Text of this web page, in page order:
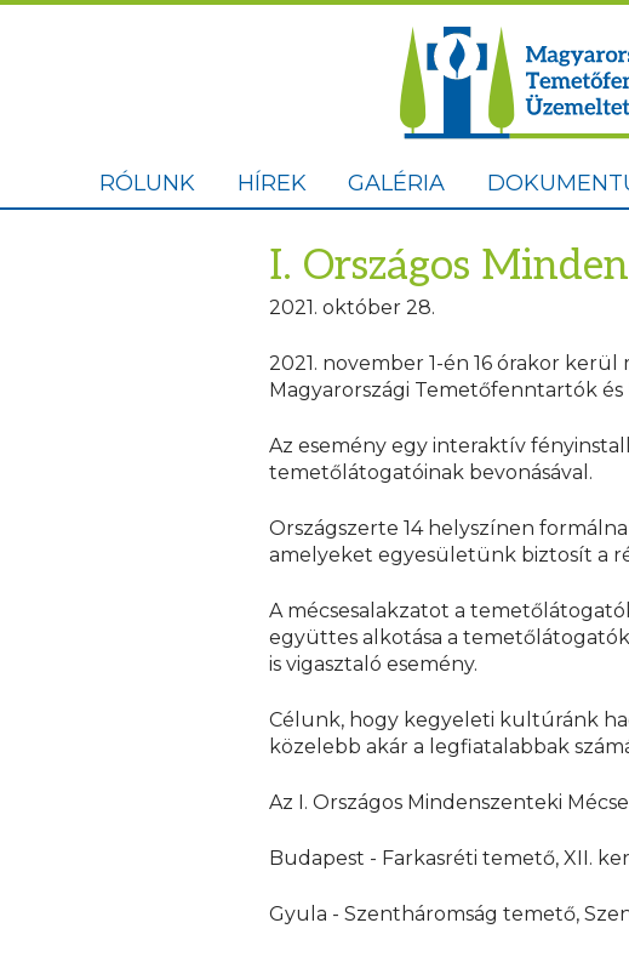
RÓLUNK HÍREK GALÉRIA
I. Országos
2021. október 28.
2021. november 1-én 16 órakor
Magyarországi Temetőfenntartók
Az esemény egy interaktív
temetőlátogatóinak bevonásával.
Országszerte 14 helyszínen
amelyeket egyesületünk biztosít a
A mécsesalakzatot a
együttes alkotása a
is vigasztaló esemény.
Célunk, hogy kegyeleti kultúránk
közelebb akár a legfiatalabbak
Az I. Országos Mindenszenteki
Budapest - Farkasréti temető, XII.
Gyula - Szentháromság temető,